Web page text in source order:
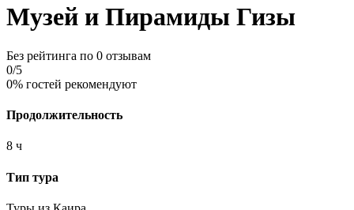
Музей и Пирамиды Гизы
Без рейтинга по 0 отзывам
0/5
0% гостей рекомендуют
Продолжительность
8 ч
Тип тура